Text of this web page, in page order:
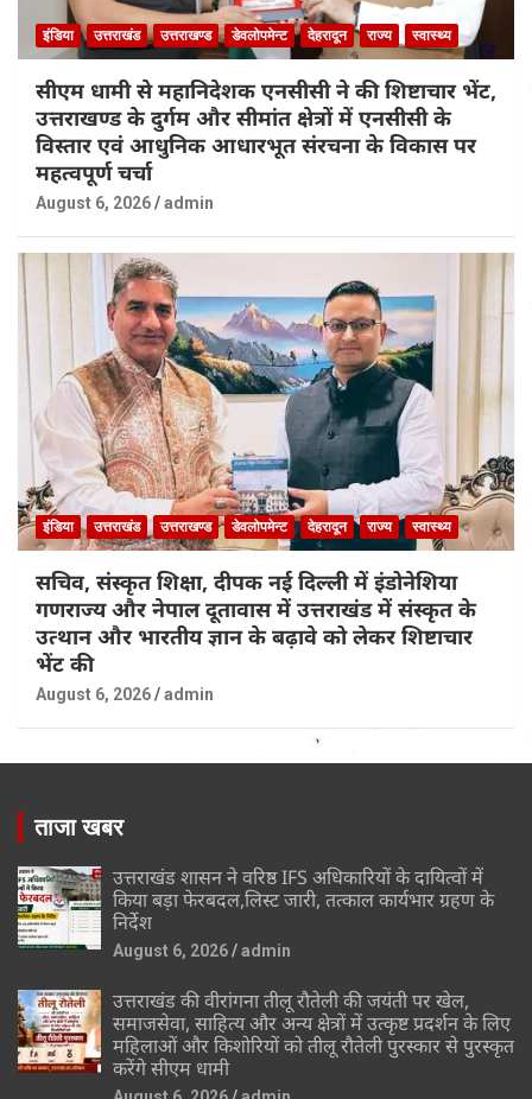
इंडिया उत्तराखंड उत्तराखण्ड डेवलोपमेन्ट देहरादून राज्य स्वास्थ्य
सीएम धामी से महानिदेशक एनसीसी ने की शिष्टाचार भेंट,
उत्तराखण्ड के दुर्गम और सीमांत क्षेत्रों में एनसीसी के
विस्तार एवं आधुनिक आधारभूत संरचना के विकास पर
महत्वपूर्ण चर्चा
August 6, 2026 admin
इंडिया उत्तराखंड उत्तराखण्ड डेवलोपमेन्ट देहरादून राज्य स्वास्थ्य
सचिव, संस्कृत शिक्षा, दीपक नई दिल्ली में इंडोनेशिया
गणराज्य और नेपाल दूतावास में उत्तराखंड में संस्कृत के
उत्थान और भारतीय ज्ञान के बढ़ावे को लेकर शिष्टाचार
भेंट की
August 6, 2026 admin
ताजा खबर
उत्तराखंड शासन ने वरिष्ठ IFS अधिकारियों के दायित्वों में
किया बड़ा फेरबदल,लिस्ट जारी, तत्काल कार्यभार ग्रहण के
निर्देश
August 6, 2026 admin
उत्तराखंड की वीरांगना तीलू रौतेली की जयंती पर खेल,
समाजसेवा, साहित्य और अन्य क्षेत्रों में उत्कृष्ट प्रदर्शन के लिए
महिलाओं और किशोरियों को तीलू रौतेली पुरस्कार से पुरस्कृत
करेंगे सीएम धामी